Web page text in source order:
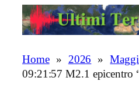
Home» 2026 »
09:21:57 M2.1